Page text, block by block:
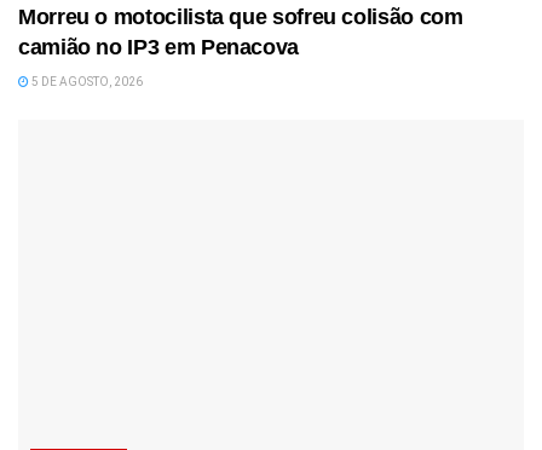
Morreu o motocilista que sofreu colisão com
camião no IP3 em Penacova
5 DE AGOSTO, 2026